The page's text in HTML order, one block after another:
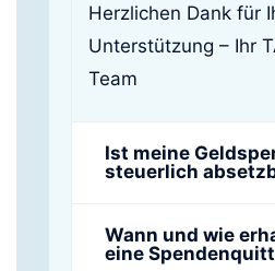
Herzlichen Dank für
Unterstützung – Ihr
Team
Ist meine
steuerlich
Wann und wie
eine